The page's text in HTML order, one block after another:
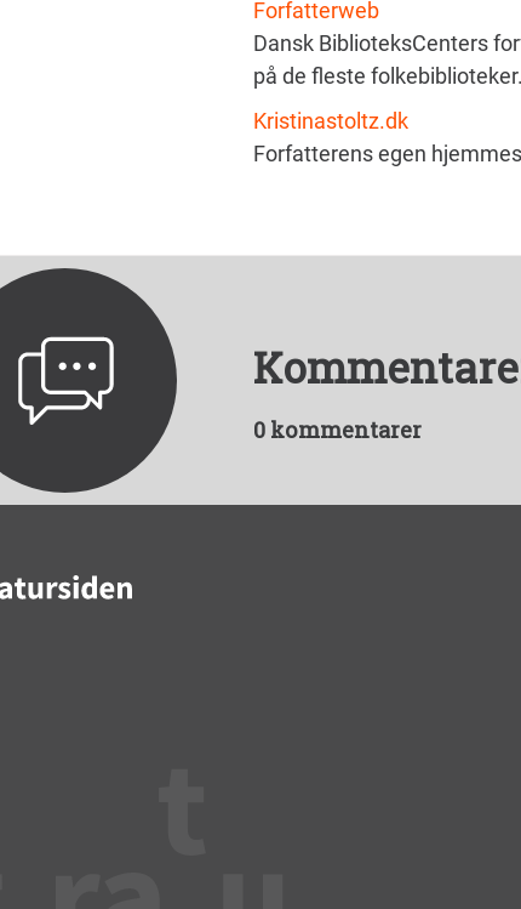
Forfatterweb
Dansk BiblioteksCenters
på de fleste folkebiblioteker.
Kristinastoltz.dk
Forfatterens egen
0 kommentarer